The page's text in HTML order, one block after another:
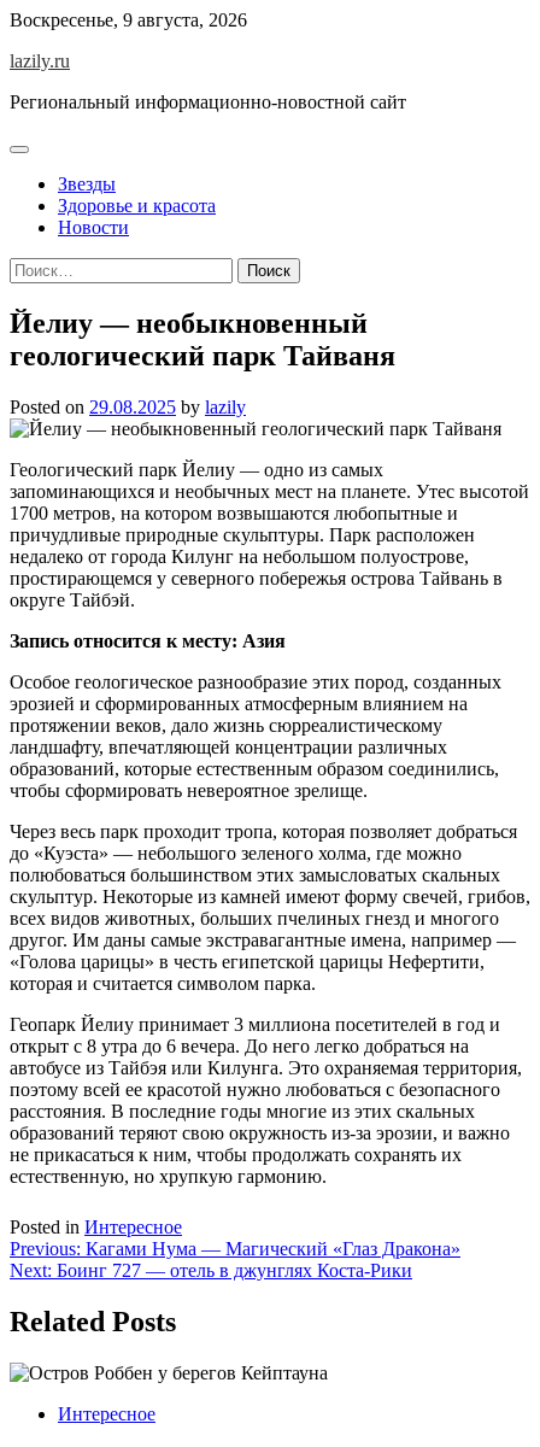
Skip
content
Воскресенье, 9 августа, 2026
lazily.ru
Региональный информационно-новостной сайт
Звезды
Здоровье и красота
Новости
Найти:
Йелиу — необыкновенный
геологический парк Тайваня
Posted on 29.08.2025 by lazily
Геологический парк Йелиу — одно из самых
запоминающихся и необычных мест на планете. Утес высотой
1700 метров, на котором возвышаются любопытные и
причудливые природные скульптуры. Парк расположен
недалеко от города Килунг на небольшом полуострове,
простирающемся у северного побережья острова Тайвань в
округе Тайбэй.
Запись относится к месту: Азия
Особое геологическое разнообразие этих пород, созданных
эрозией и сформированных атмосферным влиянием на
протяжении веков, дало жизнь сюрреалистическому
ландшафту, впечатляющей концентрации различных
образований, которые естественным образом соединились,
чтобы сформировать невероятное зрелище.
Через весь парк проходит тропа, которая позволяет добраться
до «Куэста» — небольшого зеленого холма, где можно
полюбоваться большинством этих замысловатых скальных
скульптур. Некоторые из камней имеют форму свечей, грибов,
всех видов животных, больших пчелиных гнезд и многого
другог. Им даны самые экстравагантные имена, например —
«Голова царицы» в честь египетской царицы Нефертити,
которая и считается символом парка.
Геопарк Йелиу принимает 3 миллиона посетителей в год и
открыт с 8 утра до 6 вечера. До него легко добраться на
автобусе из Тайбэя или Килунга. Это охраняемая территория,
поэтому всей ее красотой нужно любоваться с безопасного
расстояния. В последние годы многие из этих скальных
образований теряют свою окружность из-за эрозии, и важно
не прикасаться к ним, чтобы продолжать сохранять их
естественную, но хрупкую гармонию.
Posted in Интересное
Навигация
по
записям
Previous: Кагами Нума — Магический «Глаз Дракона»
Next: Боинг 727 — отель в джунглях Коста-Рики
Related Posts
Интересное